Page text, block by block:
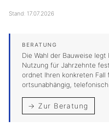
Stand: 17.07.2026
Die Wahl der Bauweise
Nutzung für Jahrzehnte
ordnet Ihren konkreten Fall
ortsunabhängig,
→ Zur Beratung